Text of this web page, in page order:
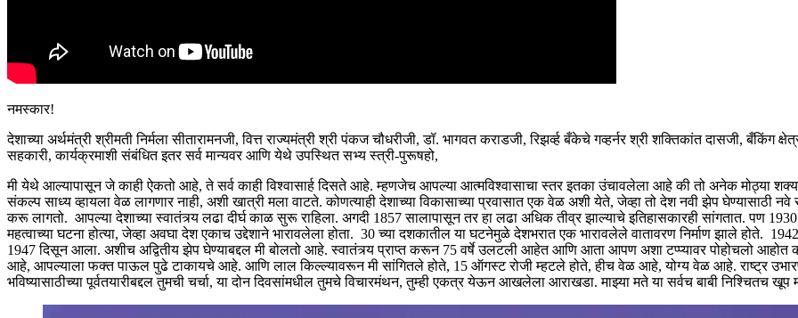
नमस्कार!
देशाच्या अर्थमंत्री श्रीमती निर्मला सीतारामनजी, वित्त राज्यमंत्री श्री पंकज चौधरीजी, डॉ. भागवत कराडजी, रिझर्व्ह बँकेचे गव्हर्नर श्री शक्तिकांत दासजी, बँकिंग
सहकारी, कार्यक्रमाशी संबंधित इतर सर्व मान्यवर आणि येथे उपस्थित सभ्य स्त्री-पुरूषहो,
मी येथे आल्यापासून जे काही ऐकतो आहे, ते सर्व काही विश्वासार्ह दिसते आहे. म्हणजेच आपल्या आत्मविश्वासाचा स्तर इतका उंचावलेला आहे की तो अनेक मोठ्या
संकल्प साध्य व्हायला वेळ लागणार नाही, अशी खात्री मला वाटते. कोणत्याही देशाच्या विकासाच्या प्रवासात एक वेळ अशी येते, जेव्हा तो देश नवी झेप
करू लागतो. आपल्या देशाच्या स्वातंत्र्य लढा दीर्घ काळ सुरू राहिला. अगदी 1857 सालापासून तर हा लढा अधिक तीव्र झाल्याचे इतिहासकारही सांगतात. पण
महत्वाच्या घटना होत्या, जेव्हा अवघा देश एकाच उद्देशाने भारावलेला होता. 30 च्या दशकातील या घटनेमुळे देशभरात एक भारावलेले वातावरण निर्माण झाले होते.
1947 दिसून आला. अशीच अद्वितीय झेप घेण्याबद्दल मी बोलतो आहे. स्वातंत्र्य प्राप्त करून 75 वर्षे उलटली आहेत आणि आता आपण अशा टप्प्यावर पोहोचलो आहोत
आहे, आपल्याला फक्त पाऊल पुढे टाकायचे आहे. आणि लाल किल्ल्यावरून मी सांगितले होते, 15 ऑगस्ट रोजी म्हटले होते, हीच वेळ आहे, योग्य वेळ आहे. राष्ट्र
भविष्यासाठीच्या पूर्वतयारीबद्दल तुमची चर्चा, या दोन दिवसांमधील तुमचे विचारमंथन, तुम्ही एकत्र येऊन आखलेला आराखडा. माझ्या मते या सर्वच बाबी निश्चितच खूप